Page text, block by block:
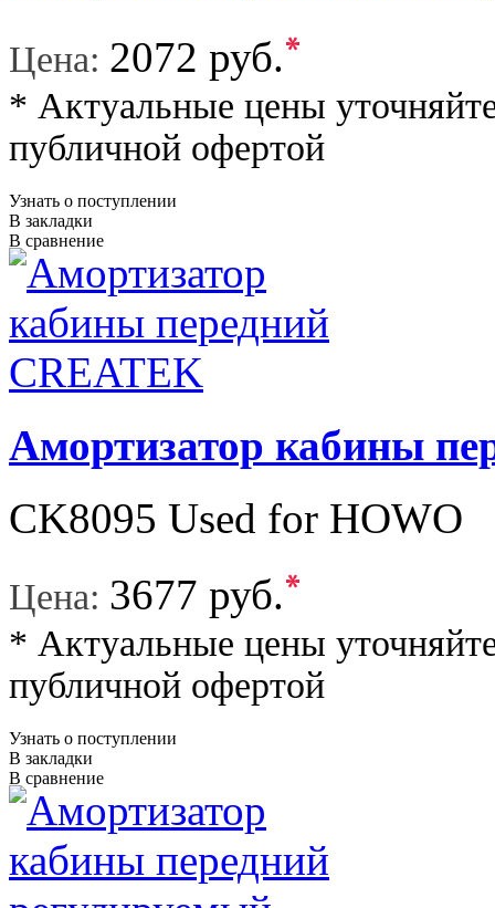
Цена: 2072 руб.*
* Актуальные цены
публичной офертой
Узнать о поступлении
В закладки
В сравнение
Амортизатор кабины
CK8095 Used for HOWO
Цена: 3677 руб.*
* Актуальные цены
публичной офертой
Узнать о поступлении
В закладки
В сравнение